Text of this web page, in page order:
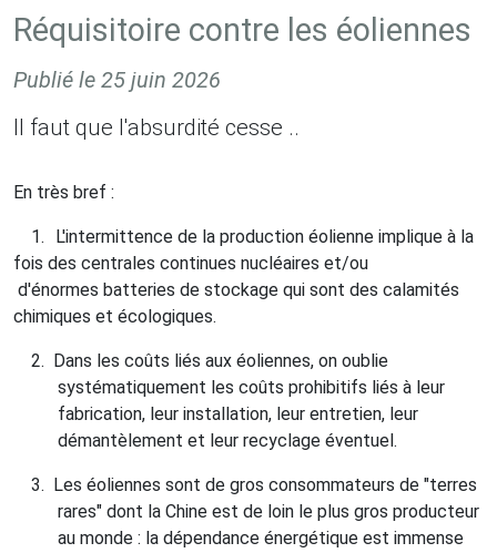
Réquisitoire contre les éoliennes
Publié le 25 juin 2026
Il faut que l'absurdité cesse ..
En très bref :
1.
L'intermittence de la production éolienne implique à la
fois des centrales continues nucléaires et/ou
d'énormes batteries de stockage qui sont des calamités
chimiques et écologiques.
2. Dans les coûts liés aux éoliennes, on oublie
systématiquement les coûts prohibitifs liés à leur
fabrication, leur installation, leur entretien, leur
démantèlement et leur recyclage éventuel.
3. Les éoliennes sont de gros consommateurs de "terres
rares" dont la Chine est de loin le plus gros producteur
au monde : la dépendance énergétique est immense